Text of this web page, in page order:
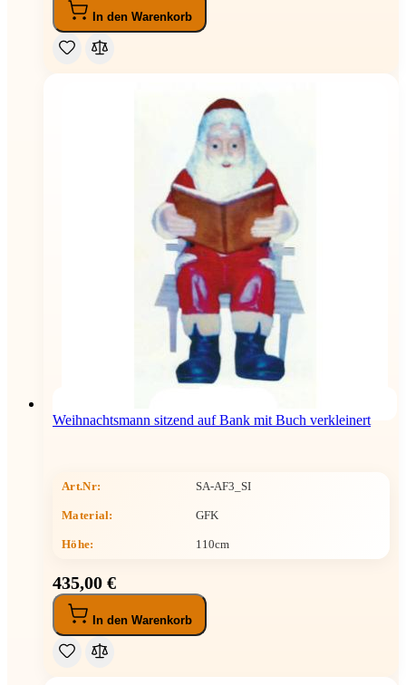
In den Warenkorb
Weihnachtsmann sitzend auf Bank mit Buch verkleinert
Art.Nr: SA-AF3_SI
Material: GFK
Höhe: 110cm
435,00 €
In den Warenkorb